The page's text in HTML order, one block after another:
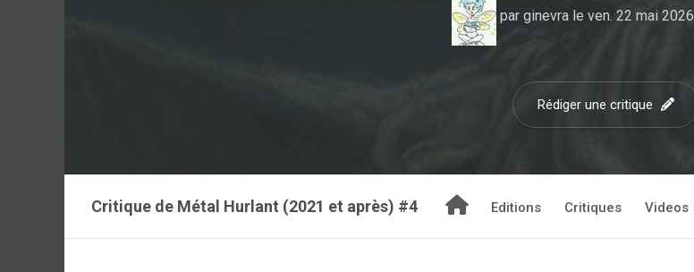
par ginevra le ven. 22 mai 2026
Rédiger une critique
Critique de Métal Hurlant (2021 et après) #4 Editions Critiques Videos